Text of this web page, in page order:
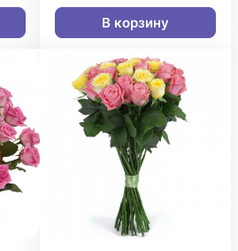
В корзину